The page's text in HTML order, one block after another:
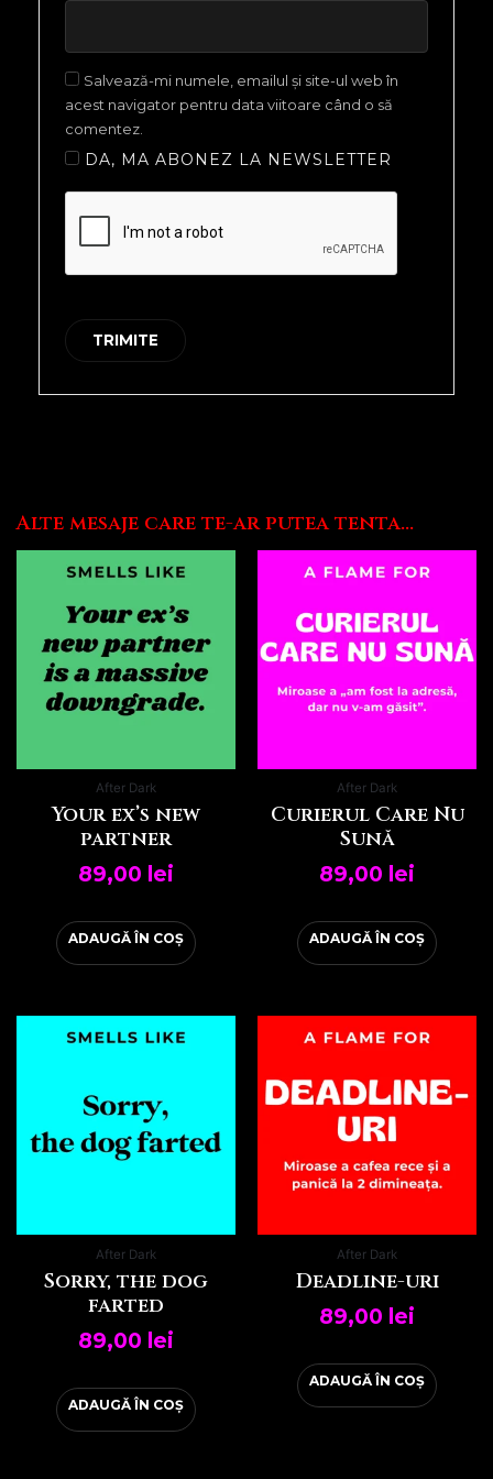
Salvează-mi numele, emailul și site-ul web în
acest navigator pentru data viitoare când o să
comentez.
DA, MA ABONEZ LA NEWSLETTER
Alte mesaje care te-ar putea tenta...
After Dark
Your ex’s new
partner
89,00 lei
ADAUGĂ ÎN COȘ
After Dark
Curierul Care Nu
Sună
89,00 lei
ADAUGĂ ÎN COȘ
After Dark
Sorry, the dog
farted
89,00 lei
ADAUGĂ ÎN COȘ
After Dark
Deadline-uri
89,00 lei
ADAUGĂ ÎN COȘ